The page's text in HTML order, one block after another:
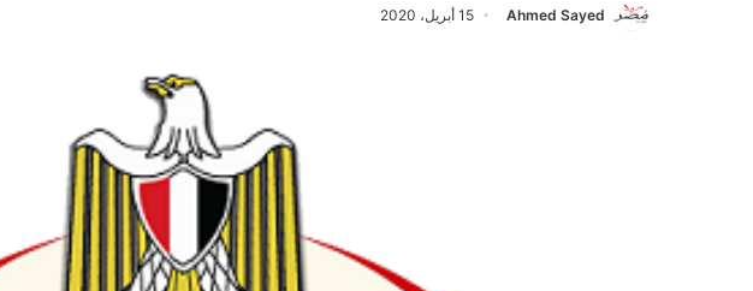
Ahmed Sayed 15 أبريل، 2020